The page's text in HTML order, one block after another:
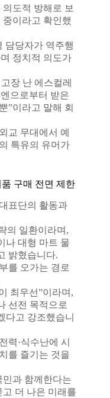
도적 방해로 보
이라고 확인했
담당자가 역주행
정치적 의도가
장 난 에스컬레
으로부터 받은
”이라고 말해 회
교 무대에서 예
특유의 유머가
구매 전면 제한
표단의 활동과
의 일환이라며,
나 대형 마트 물
밝혔습니다.
를 오가는 경로
최우선”이라며,
선전 목적으로
다고 강조했습니
력·식수난에 시
를 즐기는 것을
민과 함께한다는
더 나은 미래를